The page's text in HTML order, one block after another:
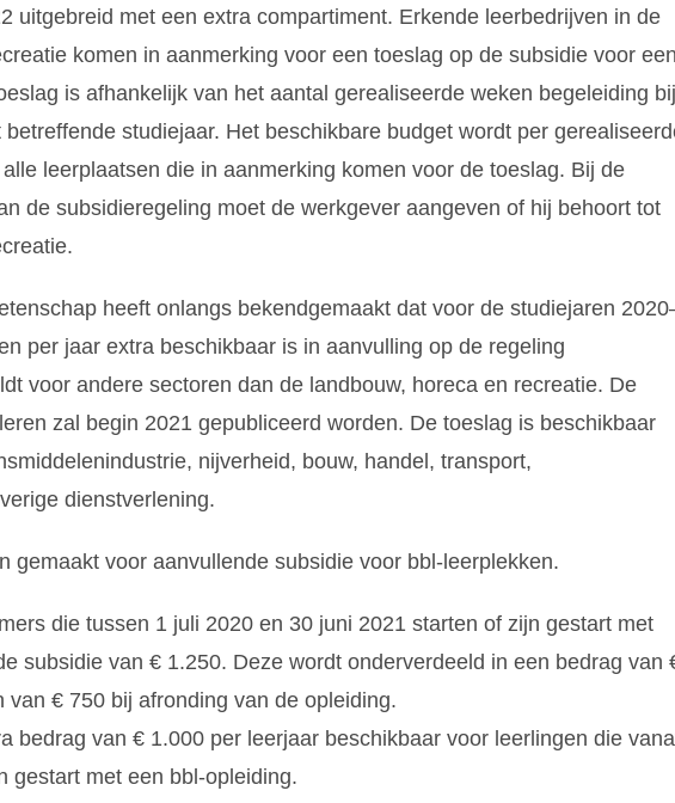
uitgebreid met een extra compartiment. Erkende leerbedrijven in de
komen in aanmerking voor een toeslag op de subsidie voor een
is afhankelijk van het aantal gerealiseerde weken begeleiding bij
studiejaar. Het beschikbare budget wordt per
leerplaatsen die in aanmerking komen voor de toeslag. Bij de
de subsidieregeling moet de werkgever aangeven of hij behoort tot
heeft onlangs bekendgemaakt dat voor de studiejaren
per jaar extra beschikbaar is in aanvulling op de regeling
voor andere sectoren dan de landbouw, horeca en recreatie. De
zal begin 2021 gepubliceerd worden. De toeslag is beschikbaar
nijverheid, bouw, handel, transport,
dienstverlening.
gemaakt voor aanvullende subsidie voor bbl-leerplekken.
die tussen 1 juli 2020 en 30 juni 2021 starten of zijn gestart met
subsidie van € 1.250. Deze wordt onderverdeeld in een bedrag van
€ 750 bij afronding van de opleiding.
bedrag van € 1.000 per leerjaar beschikbaar voor leerlingen die
gestart met een bbl-opleiding.